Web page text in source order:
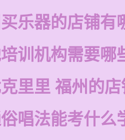
乐器的店铺有
训机构需要哪
里里 福州的
唱法能考什么